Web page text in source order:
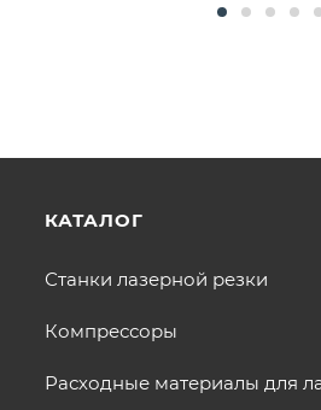
КАТАЛОГ
Станки лазерной резки
Компрессоры
Расходные материалы для